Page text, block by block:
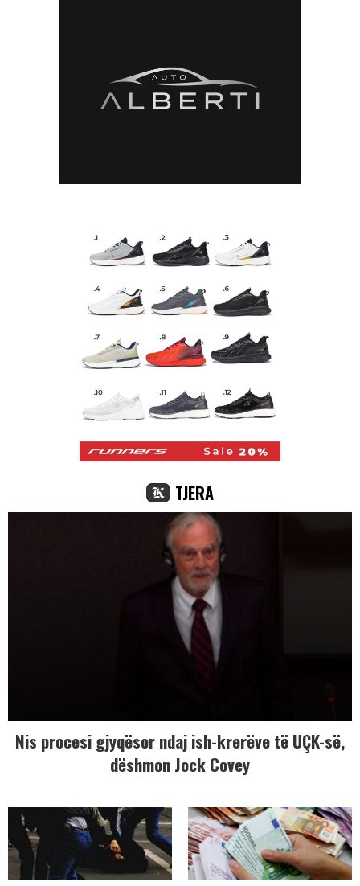
TJERA
Nis procesi gjyqësor ndaj ish-krerëve të UÇK-së,
dëshmon Jock Covey